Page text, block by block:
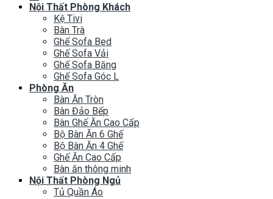
Nội Thất Phòng Khách
Kệ Tivi
Bàn Trà
Ghế Sofa Bed
Ghế Sofa Vải
Ghế Sofa Băng
Ghế Sofa Góc L
Phòng Ăn
Bàn Ăn Tròn
Bàn Đảo Bếp
Bàn Ghế Ăn Cao Cấp
Bộ Bàn Ăn 6 Ghế
Bộ Bàn Ăn 4 Ghế
Ghế Ăn Cao Cấp
Bàn ăn thông minh
Nội Thất Phòng Ngủ
Tủ Quần Áo